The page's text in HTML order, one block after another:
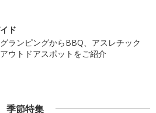
ド
ランピングからBBQ、アスレチック
ウトドアスポットをご紹介
季節特集